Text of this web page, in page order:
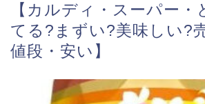
【カルディ・スーパー・
てる?まずい?美味しい?
値段・安い】